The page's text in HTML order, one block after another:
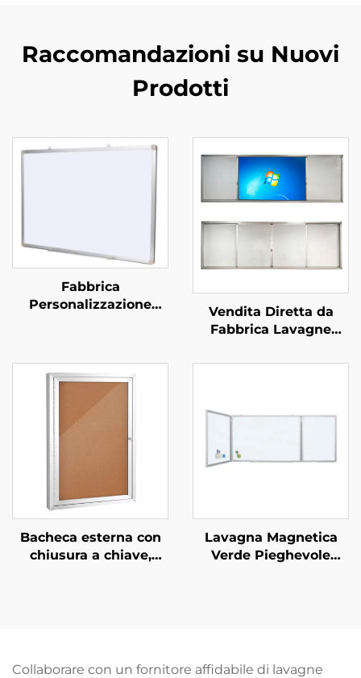
Raccomandazioni su Nuovi
Prodotti
Fabbrica
Personalizzazione
Lavagna in Acciaio
Cancellabile a Secco
per Scuola Bambini
Vendita Diretta da
Fabbrica Lavagne
Lavagna Scorrevole a
Bacheca esterna con
chiusura a chiave,
montaggio a parete
Lavagna Magnetica
Verde Pieghevole
Collaborare con un fornitore affidabile di lavagne